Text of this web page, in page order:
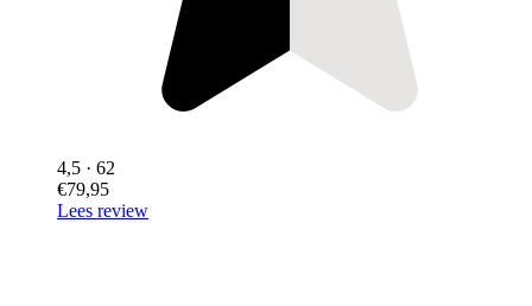
4,5 · 62
€79,95
Lees review